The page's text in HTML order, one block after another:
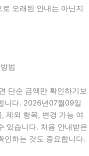
오래된 안내는 아닌지
법
단순 금액만 확인하기보
니다. 2026년07월09일
제외 항목, 변경 가능 여
있습니다. 처음 안내받은
인하는 것도 중요합니다.